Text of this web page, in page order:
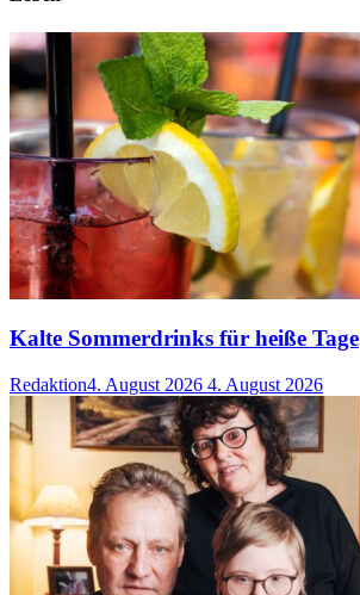
Kalte Sommerdrinks für heiße Tage
Redaktion4. August 2026 4. August 2026